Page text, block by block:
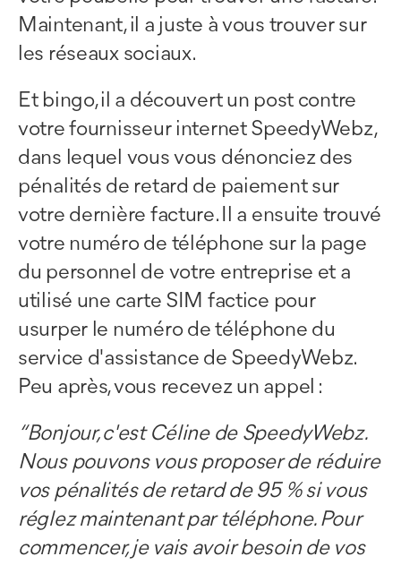
Maintenant, il a juste à vous trouver sur
les réseaux sociaux.
Et bingo, il a découvert un post contre
votre fournisseur internet SpeedyWebz,
dans lequel vous vous dénonciez des
pénalités de retard de paiement sur
votre dernière facture. Il a ensuite trouvé
votre numéro de téléphone sur la page
du personnel de votre entreprise et a
utilisé une carte SIM factice pour
usurper le numéro de téléphone du
service d'assistance de SpeedyWebz.
Peu après, vous recevez un appel :
“Bonjour, c'est Céline de SpeedyWebz.
Nous pouvons vous proposer de réduire
vos pénalités de retard de 95 % si vous
réglez maintenant par téléphone. Pour
commencer, je vais avoir besoin de vos